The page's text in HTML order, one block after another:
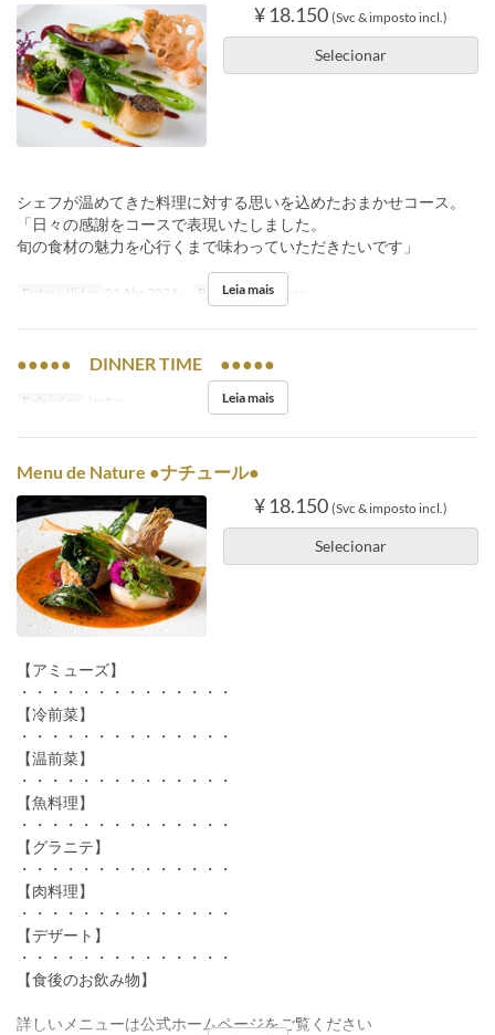
¥ 18.150 (Svc & imposto incl.)
Selecionar
シェフが温めてきた料理に対する思いを込めたおまかせコース。
「日々の感謝をコースで表現いたしました。
旬の食材の魅力を心行くまで味わっていただきたいです」
Datas válidas 01 Abr 2024 ~ Refeições Almoço
Leia mais
●●●●● DINNER TIME ●●●●●
Refeições Jantar Leia mais
Menu de Nature ●ナチュール●
¥ 18.150 (Svc & imposto incl.)
Selecionar
【アミューズ】
・・・・・・・・・・・・・・
【冷前菜】
・・・・・・・・・・・・・・
【温前菜】
・・・・・・・・・・・・・・
【魚料理】
・・・・・・・・・・・・・・
【グラニテ】
・・・・・・・・・・・・・・
【肉料理】
・・・・・・・・・・・・・・
【デザート】
・・・・・・・・・・・・・・
【食後のお飲み物】
詳しいメニューは公式ホームページをご覧ください